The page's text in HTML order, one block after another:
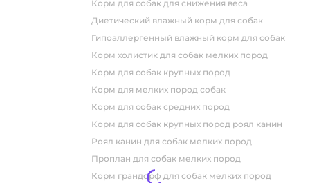
корм для собак для снижения веса
диетический влажный корм для собак
гипоаллергенный влажный корм для собак
корм холистик для собак мелких пород
корм для собак крупных пород
корм для мелких пород собак
корм для собак средних пород
корм для собак крупных пород роял канин
роял канин для собак мелких пород
проплан для собак мелких пород
корм грандорф для собак мелких пород